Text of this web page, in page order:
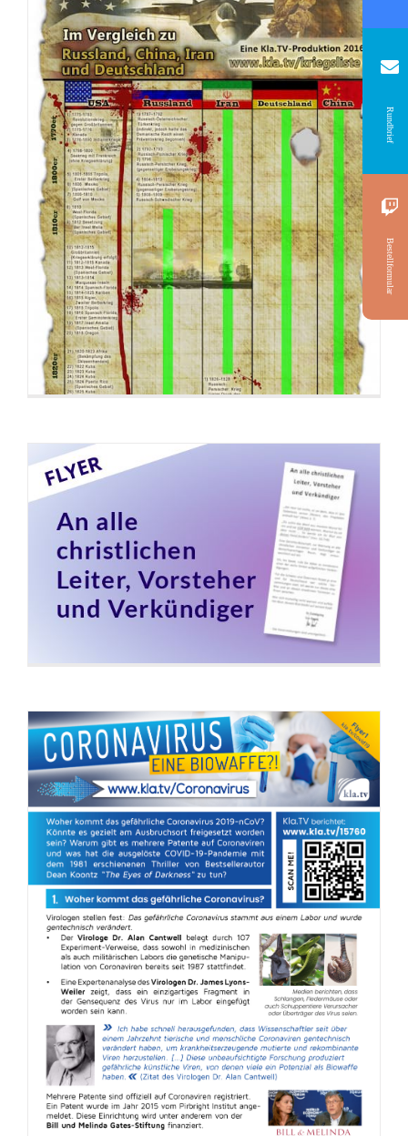
Flyer: An alle christlichen Leiter, Vorsteher
und Verkündiger
Flyer: Coronavirus – eine Biowaffe?
Flyer: Coronavirus – Stimmen anderer
Experten
Rundbrief
Bestellformular